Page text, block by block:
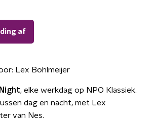
af
Lex Bohlmeijer
, elke werkdag op NPO Klassiek.
dag en nacht, met Lex
van Nes.